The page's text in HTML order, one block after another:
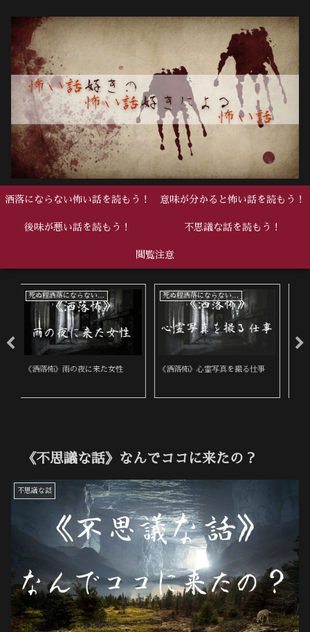
洒落にならない怖い話を読もう！ 意味が分かると怖い話を読もう！
後味が悪い話を読もう！ 不思議な話を読もう！
閲覧注意
死ぬ程洒落にならない怖い話
《洒落怖》心霊写真を撮る仕事
死ぬ程洒落にならない怖い話
《洒落怖》近所の墓地
《不思議な話》なんでココに来たの？
不思議な話